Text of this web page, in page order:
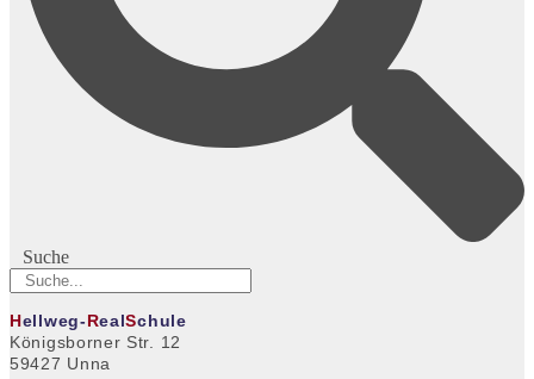
Suche
Hellweg-RealSchule
Königsborner Str. 12
59427 Unna